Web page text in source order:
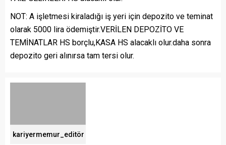
NOT: A işletmesi kiraladığı iş yeri için depozito ve teminat
olarak 5000 lira ödemiştir.VERİLEN DEPOZİTO VE
TEMİNATLAR HS borçlu,KASA HS alacaklı olur.daha sonra
depozito geri alınırsa tam tersi olur.
kariyermemur_editör